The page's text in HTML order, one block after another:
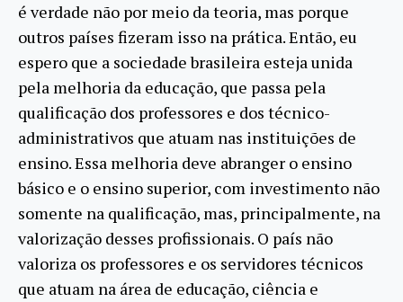
é verdade não por meio da teoria, mas porque
outros países fizeram isso na prática. Então, eu
espero que a sociedade brasileira esteja unida
pela melhoria da educação, que passa pela
qualificação dos professores e dos técnico-
administrativos que atuam nas instituições de
ensino. Essa melhoria deve abranger o ensino
básico e o ensino superior, com investimento não
somente na qualificação, mas, principalmente, na
valorização desses profissionais. O país não
valoriza os professores e os servidores técnicos
que atuam na área de educação, ciência e